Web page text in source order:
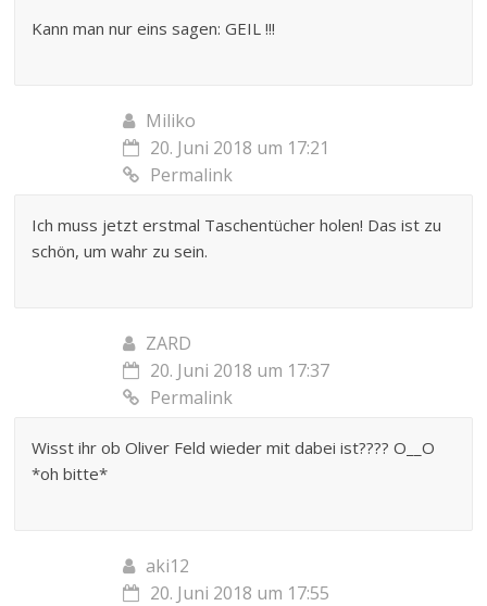
Kann man nur eins sagen: GEIL !!!
Miliko
20. Juni 2018 um 17:21
Permalink
Ich muss jetzt erstmal Taschentücher holen! Das ist zu
schön, um wahr zu sein.
ZARD
20. Juni 2018 um 17:37
Permalink
Wisst ihr ob Oliver Feld wieder mit dabei ist???? O__O
*oh bitte*
aki12
20. Juni 2018 um 17:55